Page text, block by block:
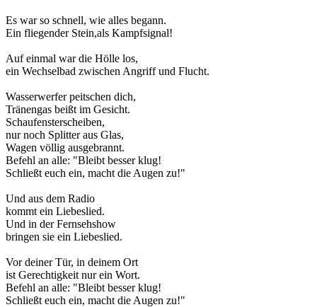
Es war so schnell, wie alles begann.
Ein fliegender Stein,als Kampfsignal!
Auf einmal war die Hölle los,
ein Wechselbad zwischen Angriff und Flucht.
Wasserwerfer peitschen dich,
Tränengas beißt im Gesicht.
Schaufensterscheiben,
nur noch Splitter aus Glas,
Wagen völlig ausgebrannt.
Befehl an alle: "Bleibt besser klug!
Schließt euch ein, macht die Augen zu!"
Und aus dem Radio
kommt ein Liebeslied.
Und in der Fernsehshow
bringen sie ein Liebeslied.
Vor deiner Tür, in deinem Ort
ist Gerechtigkeit nur ein Wort.
Befehl an alle: "Bleibt besser klug!
Schließt euch ein, macht die Augen zu!"